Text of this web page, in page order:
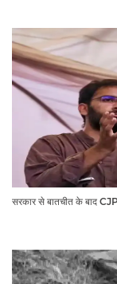
सरकार से बातचीत के बाद